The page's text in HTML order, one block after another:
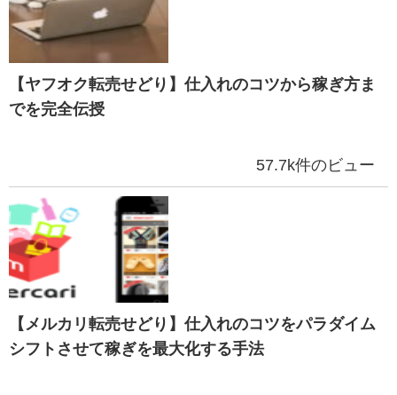
【ヤフオク転売せどり】仕入れのコツから稼ぎ方ま
でを完全伝授
57.7k件のビュー
【メルカリ転売せどり】仕入れのコツをパラダイム
シフトさせて稼ぎを最大化する手法